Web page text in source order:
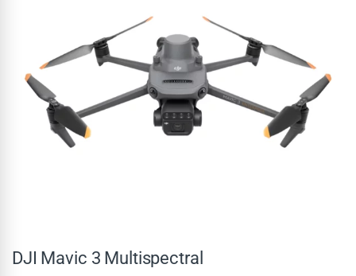
DJI Mavic 3 Multispectral